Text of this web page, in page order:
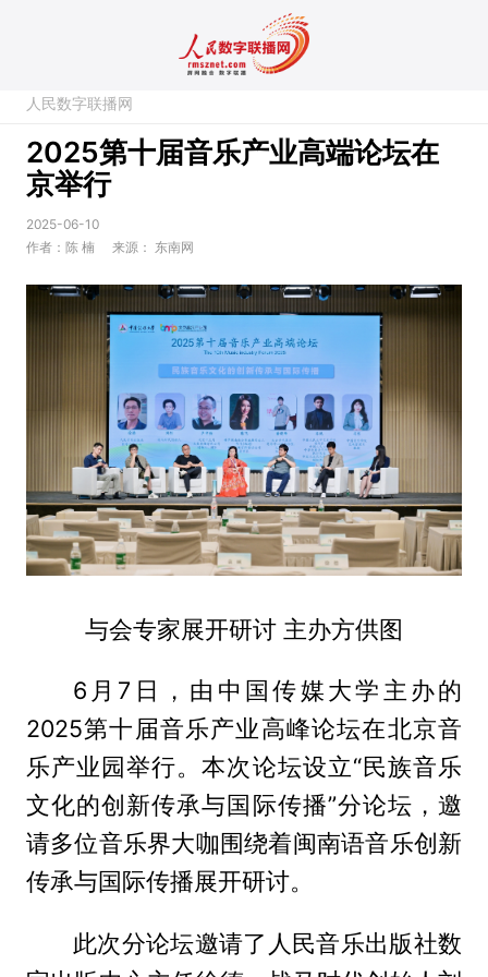
人民数字联播网
2025第十届音乐产业高端论坛在
京举行
2025-06-10
作者：陈 楠
来源： 东南网
与会专家展开研讨 主办方供图
6月7日，由中国传媒大学主办的
2025第十届音乐产业高峰论坛在北京音
乐产业园举行。本次论坛设立“民族音乐
文化的创新传承与国际传播”分论坛，邀
请多位音乐界大咖围绕着闽南语音乐创新
传承与国际传播展开研讨。
此次分论坛邀请了人民音乐出版社数